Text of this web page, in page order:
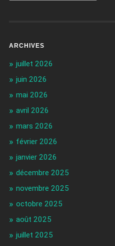
ARCHIVES
juillet 2026
juin 2026
mai 2026
avril 2026
mars 2026
février 2026
janvier 2026
décembre 2025
novembre 2025
octobre 2025
août 2025
juillet 2025